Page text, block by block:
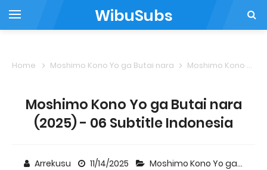
WibuSubs
Home Moshimo Kono Yo ga Butai nara Moshimo Kono Yo ga Butai nara (2025) - 06 Subtitle Indonesia
Moshimo Kono Yo ga Butai nara
(2025) - 06 Subtitle Indonesia
Arrekusu 11/14/2025 Moshimo Kono Yo ga Butai nara